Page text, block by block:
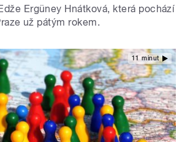
Ergüney Hnátková, která pochází
už pátým rokem.
11 minut